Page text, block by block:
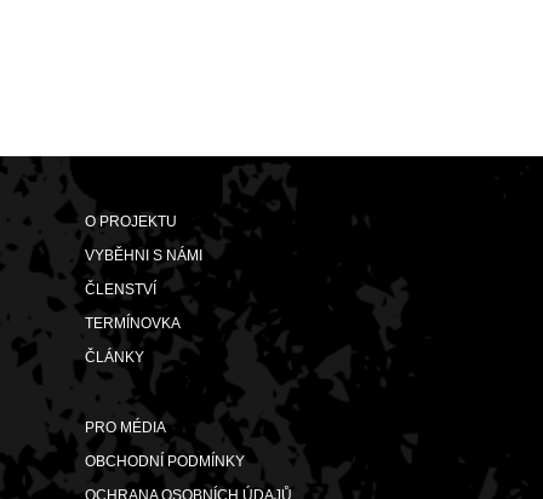
O PROJEKTU
VYBĚHNI S NÁMI
ČLENSTVÍ
TERMÍNOVKA
ČLÁNKY
PRO MÉDIA
OBCHODNÍ PODMÍNKY